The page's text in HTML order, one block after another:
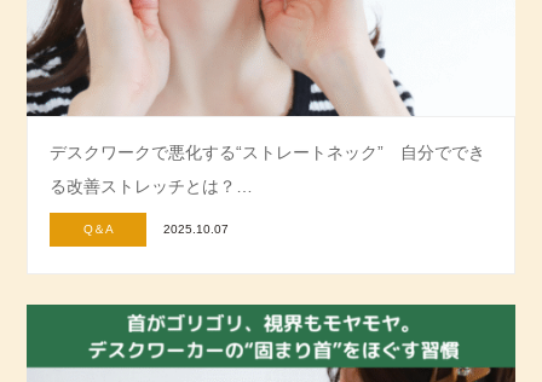
デスクワークで悪化する“ストレートネック” 自分ででき
る改善ストレッチとは？…
Q＆A 2025.10.07